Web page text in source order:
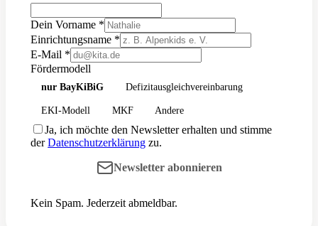
Dein Vorname *
Einrichtungsname *
E-Mail *
Fördermodell
nur BayKiBiG Defizitausgleichvereinbarung
EKI-Modell MKF Andere
Ja, ich möchte den Newsletter erhalten und stimme
der Datenschutzerklärung zu.
Newsletter abonnieren
Kein Spam. Jederzeit abmeldbar.